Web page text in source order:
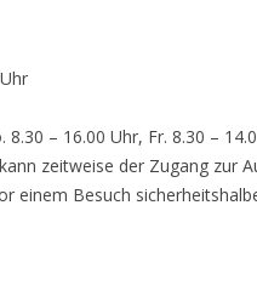
– 16.00 Uhr, Fr. 8.30 –
zeitweise der Zugang zur
einem Besuch